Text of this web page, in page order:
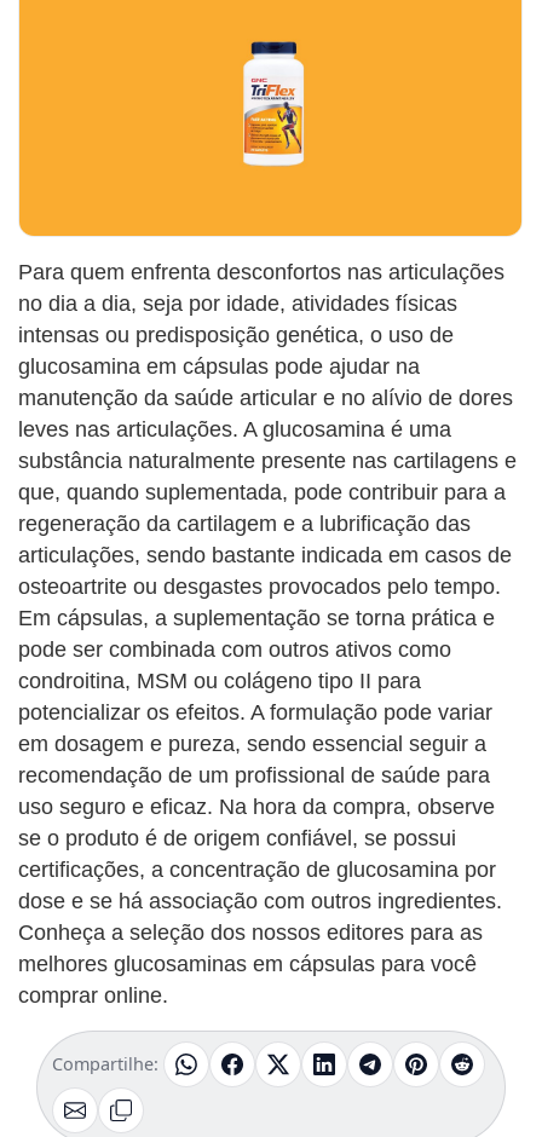
Para quem enfrenta desconfortos nas articulações
no dia a dia, seja por idade, atividades físicas
intensas ou predisposição genética, o uso de
glucosamina em cápsulas pode ajudar na
manutenção da saúde articular e no alívio de dores
leves nas articulações. A glucosamina é uma
substância naturalmente presente nas cartilagens e
que, quando suplementada, pode contribuir para a
regeneração da cartilagem e a lubrificação das
articulações, sendo bastante indicada em casos de
osteoartrite ou desgastes provocados pelo tempo.
Em cápsulas, a suplementação se torna prática e
pode ser combinada com outros ativos como
condroitina, MSM ou colágeno tipo II para
potencializar os efeitos. A formulação pode variar
em dosagem e pureza, sendo essencial seguir a
recomendação de um profissional de saúde para
uso seguro e eficaz. Na hora da compra, observe
se o produto é de origem confiável, se possui
certificações, a concentração de glucosamina por
dose e se há associação com outros ingredientes.
Conheça a seleção dos nossos editores para as
melhores glucosaminas em cápsulas para você
comprar online.
Compartilhe: